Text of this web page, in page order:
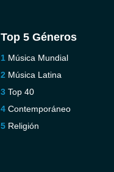
Top 5 Géneros
Música Mundial
Música Latina
Top 40
Contemporáneo
Religión